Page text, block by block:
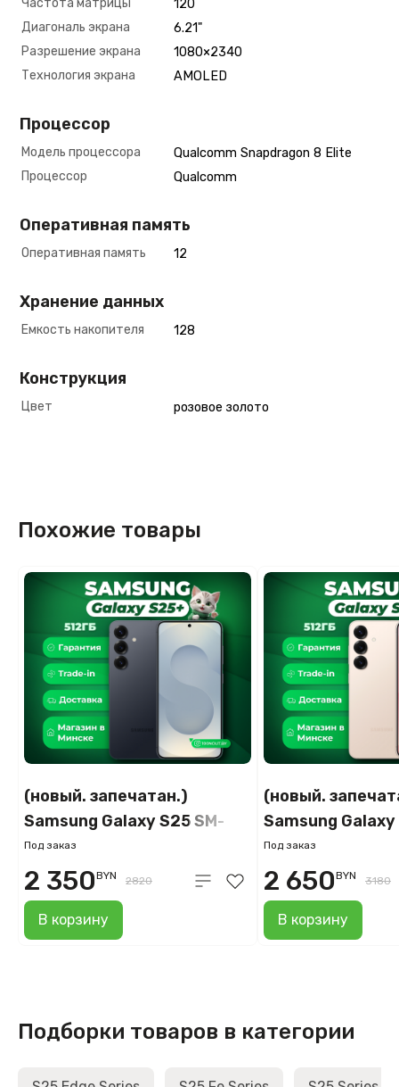
Частота матрицы
120
Диагональ экрана
6.21"
Разрешение экрана
1080×2340
Технология экрана
AMOLED
Процессор
Модель процессора
Qualcomm Snapdragon 8 Elite
Процессор
Qualcomm
Оперативная память
Оперативная память 12
Хранение данных
Емкость накопителя 128
Конструкция
Цвет розовое золото
Похожие товары
(новый. запечатан.)
Samsung Galaxy S25 SM-
S931B 12GB/512GB (сине-
черный)
Под заказ
В корзину
2 350BYN 2820
(новый.
Samsung Galaxy
S931B 12GB/
(розовое
Под заказ
В корзину
2 650BYN 3180
Подборки товаров в категории